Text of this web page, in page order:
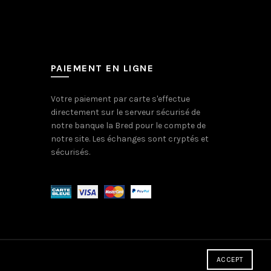
PAIEMENT EN LIGNE
Votre paiement par carte s'effectue
directement sur le serveur sécurisé de
notre banque la Bred pour le compte de
notre site. Les échanges sont cryptés et
sécurisés.
ACCEPT